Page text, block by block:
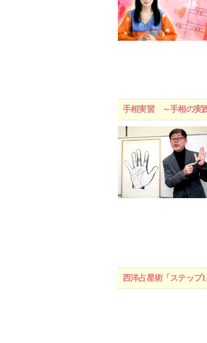
手相実習 ～手相の実
西洋占星術「ステップ